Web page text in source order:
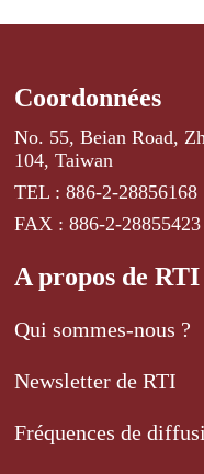
Coordonnées
No. 55, Beian Road,
104, Taiwan
TEL : 886-2-28856168
FAX : 886-2-28855423
A propos de RTI
Qui sommes-nous ?
Newsletter de RTI
Fréquences de